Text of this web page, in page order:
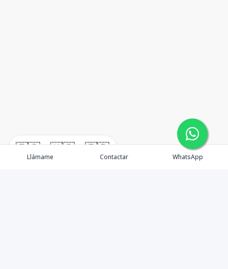
🇪🇸 🇺🇸 🇫🇷
Llámame Contactar WhatsApp